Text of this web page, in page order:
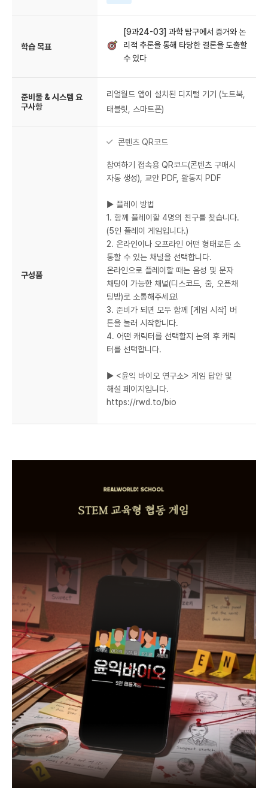
학습 목표
[9과24-03] 과학 탐구에서 증거와 논
리적 추론을 통해 타당한 결론을 도출할
수 있다
준비물 & 시스템 요
구사항
리얼월드 앱이 설치된 디지털 기기 (노트북,
태블릿, 스마트폰)
구성품
콘텐츠 QR코드
참여하기 접속용 QR코드(콘텐츠 구매시
자동 생성), 교안 PDF, 활동지 PDF
▶ 플레이 방법
1. 함께 플레이할 4명의 친구를 찾습니다.
(5인 플레이 게임입니다.)
2. 온라인이나 오프라인 어떤 형태로든 소
통할 수 있는 채널을 선택합니다.
온라인으로 플레이할 때는 음성 및 문자
채팅이 가능한 채널(디스코드, 줌, 오픈채
팅방)로 소통해주세요!
3. 준비가 되면 모두 함께 [게임 시작] 버
튼을 눌러 시작합니다.
4. 어떤 캐릭터를 선택할지 논의 후 캐릭
터를 선택합니다.
▶ <윤익 바이오 연구소> 게임 답안 및
해설 페이지입니다.
https://rwd.to/bio